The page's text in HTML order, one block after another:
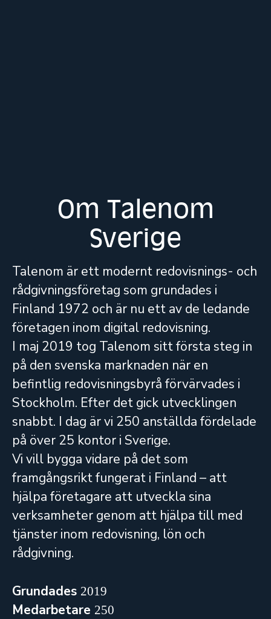
Om Talenom
Sverige
Talenom är ett modernt redovisnings- och
rådgivningsföretag som grundades i
Finland 1972 och är nu ett av de ledande
företagen inom digital redovisning.
I maj 2019 tog Talenom sitt första steg in
på den svenska marknaden när en
befintlig redovisningsbyrå förvärvades i
Stockholm. Efter det gick utvecklingen
snabbt. I dag är vi 250 anställda fördelade
på över 25 kontor i Sverige.
Vi vill bygga vidare på det som
framgångsrikt fungerat i Finland – att
hjälpa företagare att utveckla sina
verksamheter genom att hjälpa till med
tjänster inom redovisning, lön och
rådgivning.
Grundades 2019
Medarbetare 250